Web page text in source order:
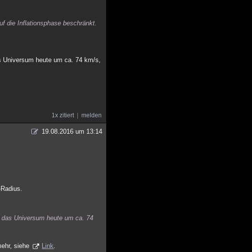
die Inflationsphase beschränkt.
Universum heute um ca. 74 km/s,
1x zitiert melden
19.08.2016 um 13:14
Universum heute um ca. 74
siehe Link.